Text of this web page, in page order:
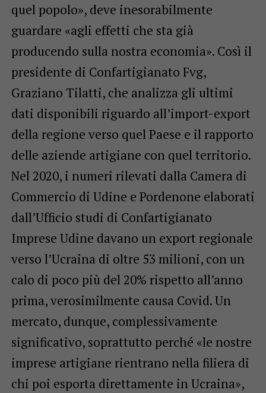
quel popolo», deve inesorabilmente
guardare «agli effetti che sta già
producendo sulla nostra economia». Così il
presidente di Confartigianato Fvg,
Graziano Tilatti, che analizza gli ultimi
dati disponibili riguardo all’import-export
della regione verso quel Paese e il rapporto
delle aziende artigiane con quel territorio.
Nel 2020, i numeri rilevati dalla Camera di
Commercio di Udine e Pordenone elaborati
dall’Ufficio studi di Confartigianato
Imprese Udine davano un export regionale
verso l’Ucraina di oltre 53 milioni, con un
calo di poco più del 20% rispetto all’anno
prima, verosimilmente causa Covid. Un
mercato, dunque, complessivamente
significativo, soprattutto perché «le nostre
imprese artigiane rientrano nella filiera di
chi poi esporta direttamente in Ucraina»,